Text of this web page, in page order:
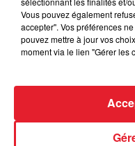
programme : le jeu des
jour, l'info moulaga, le
Vous pouvez également
accepter". Vos préférences
pouvez mettre à jour vos
moment via le lien "Gérer les